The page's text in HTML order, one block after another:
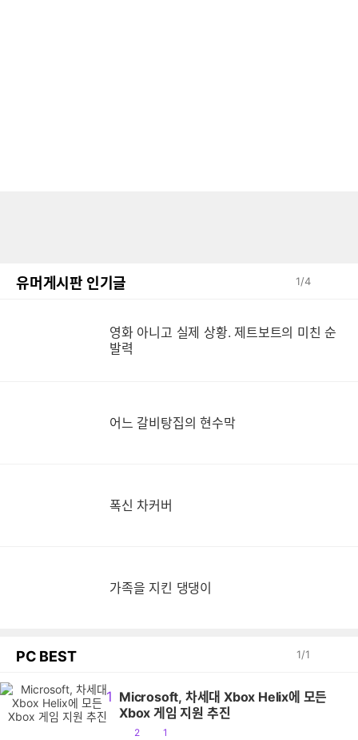
유머게시판 인기글 1/4
영화 아니고 실제 상황. 제트보트의 미친 순
발력
어느 갈비탕집의 현수막
폭신 차커버
가족을 지킨 댕댕이
PC BEST 1/1
1 Microsoft, 차세대 Xbox Helix에 모든
Xbox 게임 지원 추진
공
2
댓1